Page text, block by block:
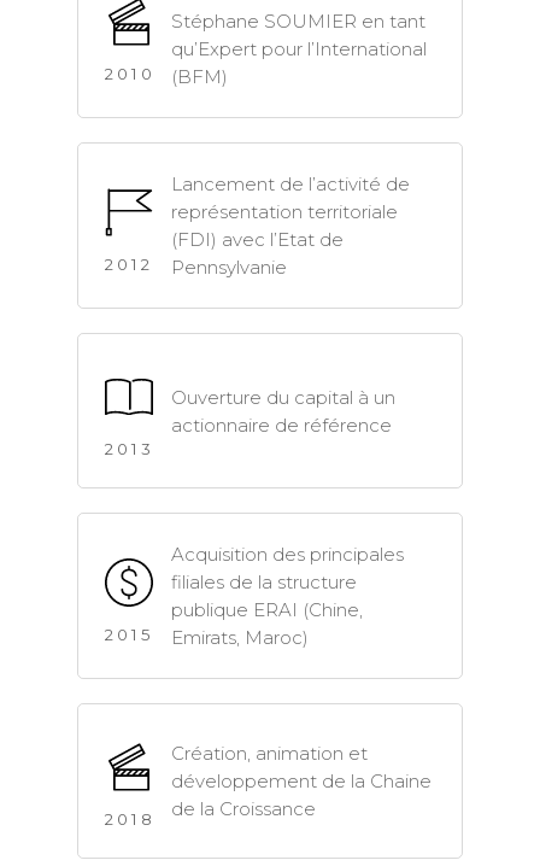
2010
Stéphane SOUMIER en tant
qu’Expert pour l’International
(BFM)
2012
Lancement de l’activité de
représentation territoriale
(FDI) avec l’Etat de
Pennsylvanie
2013
Ouverture du capital à un
actionnaire de référence
2015
Acquisition des principales
filiales de la structure
publique ERAI (Chine,
Emirats, Maroc)
2018
Création, animation et
développement de la Chaine
de la Croissance